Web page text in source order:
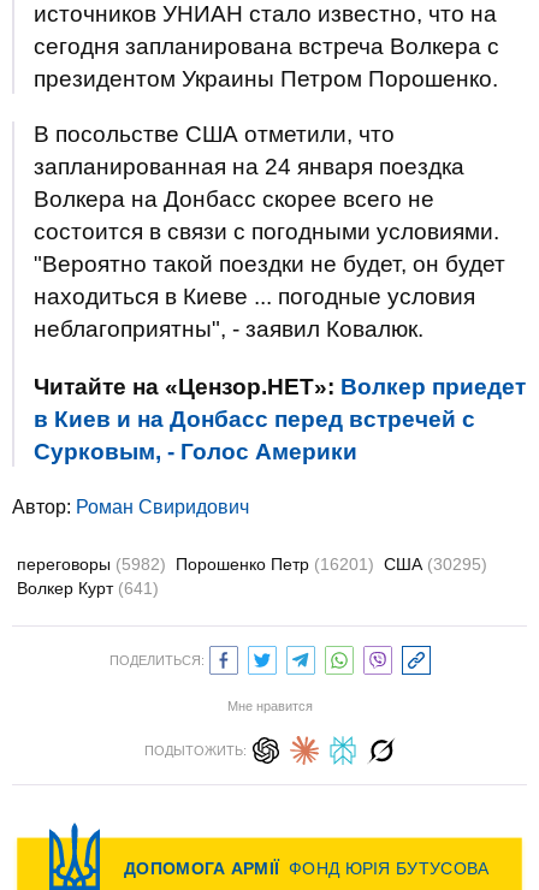
источников УНИАН стало известно, что на
сегодня запланирована встреча Волкера с
президентом Украины Петром Порошенко.
В посольстве США отметили, что
запланированная на 24 января поездка
Волкера на Донбасс скорее всего не
состоится в связи с погодными условиями.
"Вероятно такой поездки не будет, он будет
находиться в Киеве ... погодные условия
неблагоприятны", - заявил Ковалюк.
Читайте на «Цензор.НЕТ»: Волкер приедет
в Киев и на Донбасс перед встречей с
Сурковым, - Голос Америки
Автор: Роман Свиридович
переговоры (5982) Порошенко Петр (16201) США (30295)
Волкер Курт (641)
ПОДЕЛИТЬСЯ:
Мне нравится
ПОДЫТОЖИТЬ: